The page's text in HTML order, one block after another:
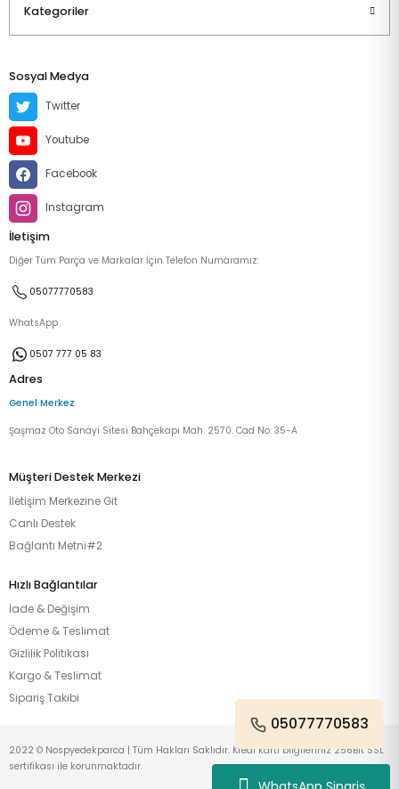
Kategoriler
Sosyal Medya
Twitter
Youtube
Facebook
Instagram
İletişim
Diğer Tüm Parça ve Markalar İçin Telefon Numaramız:
05077770583
WhatsApp
0507 777 05 83
Adres
Genel Merkez
Şaşmaz Oto Sanayi Sitesi Bahçekapı Mah. 2570. Cad No: 35-A
Müşteri Destek Merkezi
İletişim Merkezine Git
Canlı Destek
Bağlantı Metni#2
Hızlı Bağlantılar
İade & Değişim
Ödeme & Teslimat
Gizlilik Politikası
Kargo & Teslimat
Sipariş Takibi
05077770583
2022 © Nospyedekparca | Tüm Hakları Saklıdır. Kredi kartı bilgileriniz 256Bit SSL
sertifikası ile korunmaktadır.